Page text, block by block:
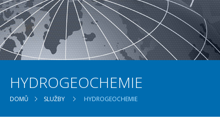
HYDROGEOCHEMIE
DOMŮ SLUŽBY HYDROGEOCHEMIE